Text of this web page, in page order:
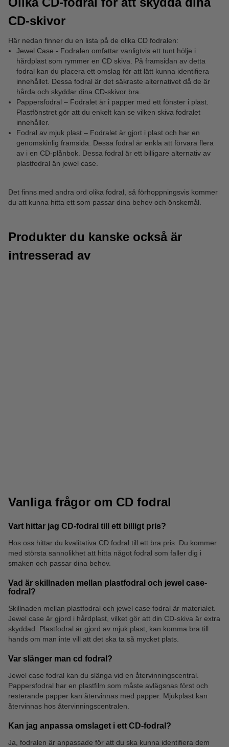
CD-skivor
Här nedan finner du en lista på de olika CD fodralen:
Jewel Case - Fodralen omfattar vanligtvis ett tunt hölje i
hårdplast som rymmer en CD skiva. På framsidan av detta
fodral kan du placera ett omslag för att lätt kunna identifiera
innehållet. Dessa fodral är det säkraste alternativet då de är
hårda och skyddar dina CD-skivor bra.
Pappersfodral – Fodralet är i papper med ett fönster i plast.
Plastfönstret gör att du enkelt kan se vilken skiva fodralet
innehåller.
Fodral av mjuk plast – Fodralet är gjort i plast och har en
genomskinlig framsida. Dessa fodral är enkla att förvara flera
av i en CD-plånbok. Dessa fodral är ett billigare alternativ av
plastfodral än jewel case.
Det finns med andra ord olika fodral, så förhoppningsvis kommer
du att kunna hitta ett som passar dina behov och önskemål.
Produkter du kanske också är
intresserad av
CD/DVD etiketter
Vanliga frågor om CD fodral
Vart hittar jag CD-fodral till ett billigt pris?
Hos oss hittar du kvalitativa CD fodral till ett bra pris. Du kommer
med största sannolikhet att hitta något fodral som faller dig i
smaken och passar dina behov.
Vad är skillnaden mellan plastfodral och jewel case-
fodral?
Skillnaden mellan plastfodral och jewel case fodral är materialet.
Jewel case är gjord i hårdplast, vilket gör att din CD-skiva är extra
skyddad. Plastfodral är gjord av mjuk plast, kan komma bra till
hands om man inte vill att det ska ta så mycket plats.
Var slänger man cd fodral?
Jewel case fodral kan du slänga vid en återvinningscentral.
Pappersfodral har en plastfilm som måste avlägsnas först och
resterande papper kan återvinnas med papper. Mjukplast kan
återvinnas hos återvinningscentralen.
Kan jag anpassa omslaget i ett CD-fodral?
Ja, fodralen är anpassade för att du ska kunna identifiera dem